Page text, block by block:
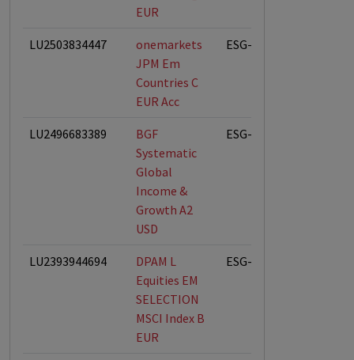
EUR
LU2503834447
onemarkets
JPM Em
Countries C
EUR Acc
ESG-Fonds
LU2496683389
BGF
Systematic
Global
Income &
Growth A2
USD
ESG-Fonds
LU2393944694
DPAM L
Equities EM
SELECTION
MSCI Index B
EUR
ESG-Fonds